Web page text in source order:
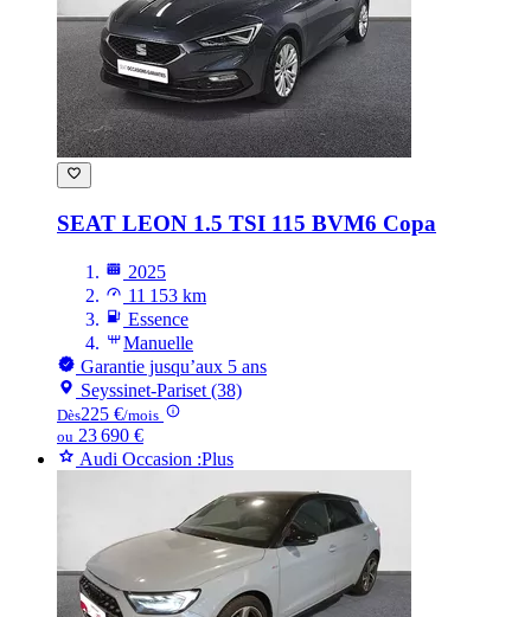
SEAT LEON 1.5 TSI 115 BVM6 Copa
2025
11 153 km
Essence
Manuelle
Garantie jusqu’aux 5 ans
Seyssinet-Pariset (38)
Dès225 €/mois
ou 23 690 €
Audi Occasion :Plus